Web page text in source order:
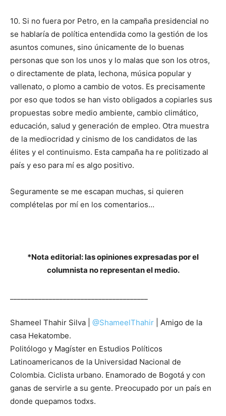
10. Si no fuera por Petro, en la campaña presidencial no
se hablaría de política entendida como la gestión de los
asuntos comunes, sino únicamente de lo buenas
personas que son los unos y lo malas que son los otros,
o directamente de plata, lechona, música popular y
vallenato, o plomo a cambio de votos. Es precisamente
por eso que todos se han visto obligados a copiarles sus
propuestas sobre medio ambiente, cambio climático,
educación, salud y generación de empleo. Otra muestra
de la mediocridad y cinismo de los candidatos de las
élites y el continuismo. Esta campaña ha re politizado al
país y eso para mí es algo positivo.
Seguramente se me escapan muchas, si quieren
complételas por mí en los comentarios…
*Nota editorial: las opiniones expresadas por el
columnista no representan el medio.
Shameel Thahir Silva | @ShameelThahir | Amigo de la
casa Hekatombe.
Politólogo y Magíster en Estudios Políticos
Latinoamericanos de la Universidad Nacional de
Colombia. Ciclista urbano. Enamorado de Bogotá y con
ganas de servirle a su gente. Preocupado por un país en
donde quepamos todxs.